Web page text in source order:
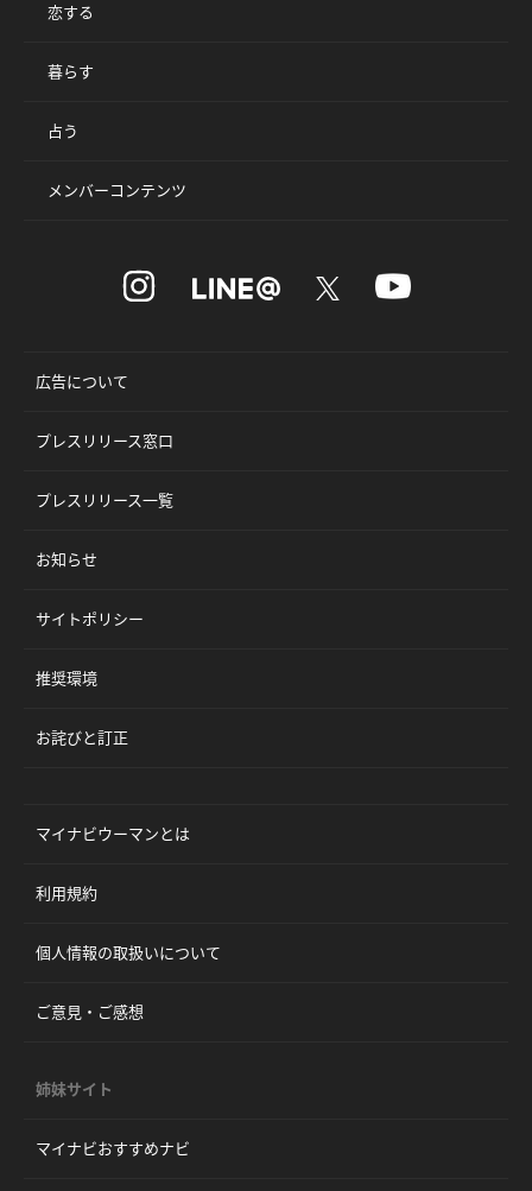
恋する
暮らす
占う
メンバーコンテンツ
広告について
プレスリリース窓口
プレスリリース一覧
お知らせ
サイトポリシー
推奨環境
お詫びと訂正
マイナビウーマンとは
利用規約
個人情報の取扱いについて
ご意見・ご感想
姉妹サイト
マイナビおすすめナビ